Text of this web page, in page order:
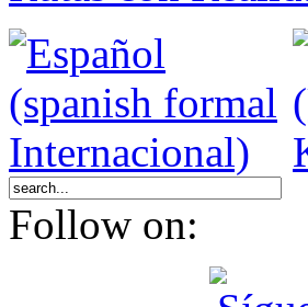
Follow on: